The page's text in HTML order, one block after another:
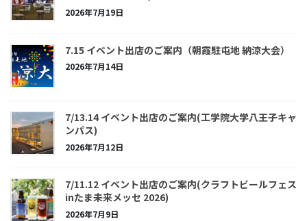
2026年7月19日
7.15 イベント出店のご案内（朝霞駐屯地 納涼大会）
2026年7月14日
7/13.14 イベント出店のご案内(工学院大学八王子キャ
ンパス)
2026年7月12日
7/11.12 イベント出店のご案内(クラフトビールフェス
inたま未来メッセ 2026)
2026年7月9日